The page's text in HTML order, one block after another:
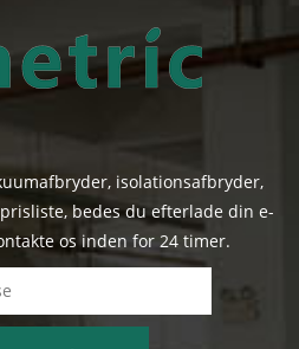
isolationsafbryder,
bedes du efterlade din e-
os inden for 24 timer.